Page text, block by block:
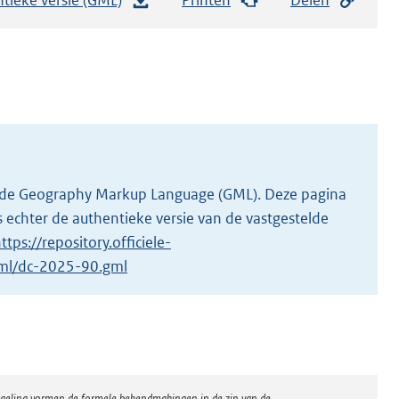
n
g
r
o
o
Markup Language (GML). Deze pagina
de authentieke versie van de vastgestelde
repository.officiele-
dc-2025-90.gml